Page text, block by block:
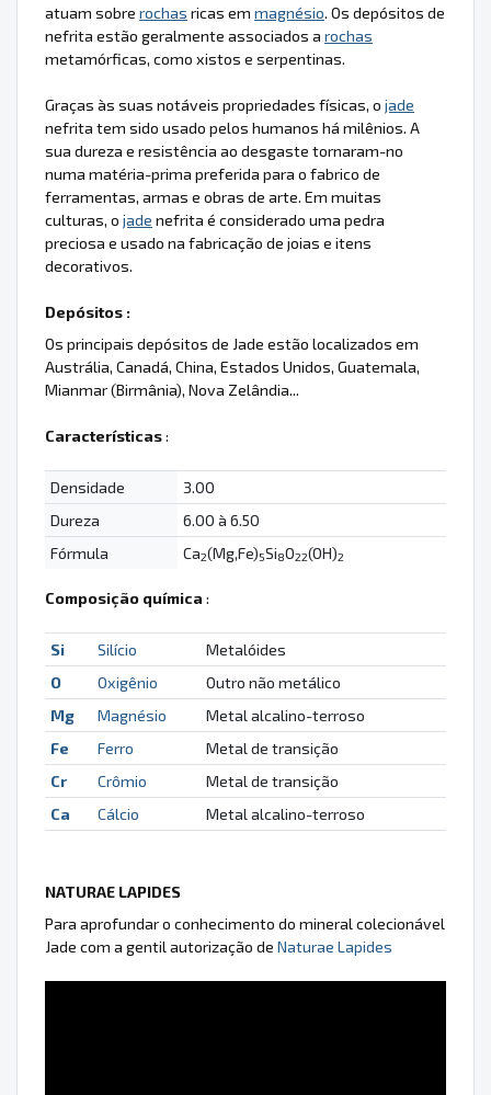
atuam sobre rochas ricas em magnésio. Os depósitos de
nefrita estão geralmente associados a rochas
metamórficas, como xistos e serpentinas.
Graças às suas notáveis propriedades físicas, o jade
nefrita tem sido usado pelos humanos há milênios. A
sua dureza e resistência ao desgaste tornaram-no
numa matéria-prima preferida para o fabrico de
ferramentas, armas e obras de arte. Em muitas
culturas, o jade nefrita é considerado uma pedra
preciosa e usado na fabricação de joias e itens
decorativos.
Depósitos :
Os principais depósitos de Jade estão localizados em
Austrália, Canadá, China, Estados Unidos, Guatemala,
Mianmar (Birmânia), Nova Zelândia...
Características:
Densidade
3.00
Dureza
6.00 à 6.50
Fórmula
Ca2(Mg,Fe)5Si8O22(OH)2
Composição química :
Si Silício
Metalóides
O
Oxigênio
Outro não metálico
Mg
Magnésio
Metal alcalino-terroso
Fe
Ferro
Metal de transição
Cr
Crômio
Metal de transição
Ca
Cálcio Metal alcalino-terroso
NATURAE LAPIDES
Para aprofundar o conhecimento do mineral colecionável
Jade com a gentil autorização de Naturae Lapides